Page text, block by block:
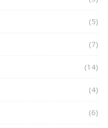
(5)
(7)
(14)
(4)
(6)